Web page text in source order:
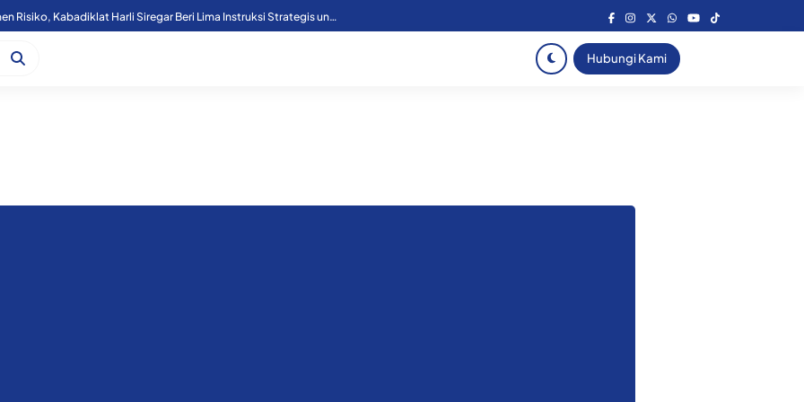
Tutup Diklat Manajemen Risiko, Kabadiklat Harli Siregar Beri Lima Instruksi Strategis untuk Perkuat Tata Kelola Kejaksaan
Hubungi Kami